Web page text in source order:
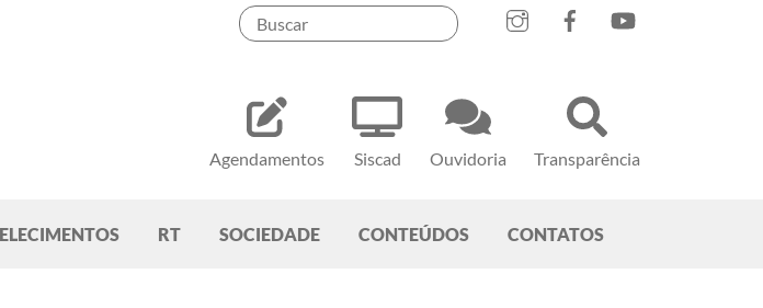
Agendamentos Siscad Ouvidoria Transparência
RT SOCIEDADE CONTEÚDOS CONTATOS